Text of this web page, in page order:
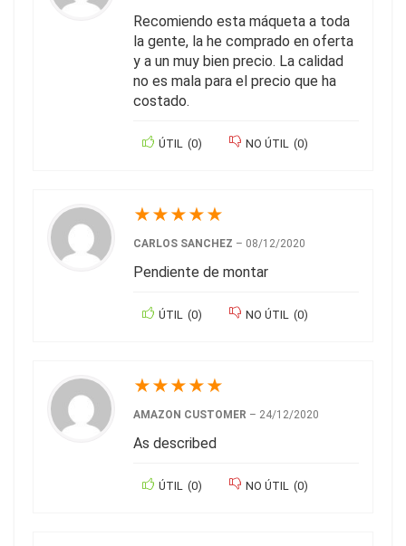
Recomiendo esta máqueta a toda
la gente, la he comprado en oferta
y a un muy bien precio. La calidad
no es mala para el precio que ha
costado.
ÚTIL (0) NO ÚTIL (0)
★★★★★
CARLOS SANCHEZ – 08/12/2020
Pendiente de montar
ÚTIL (0) NO ÚTIL (0)
★★★★★
AMAZON CUSTOMER – 24/12/2020
As described
ÚTIL (0) NO ÚTIL (0)